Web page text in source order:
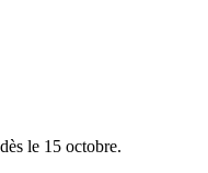
le 15 octobre.